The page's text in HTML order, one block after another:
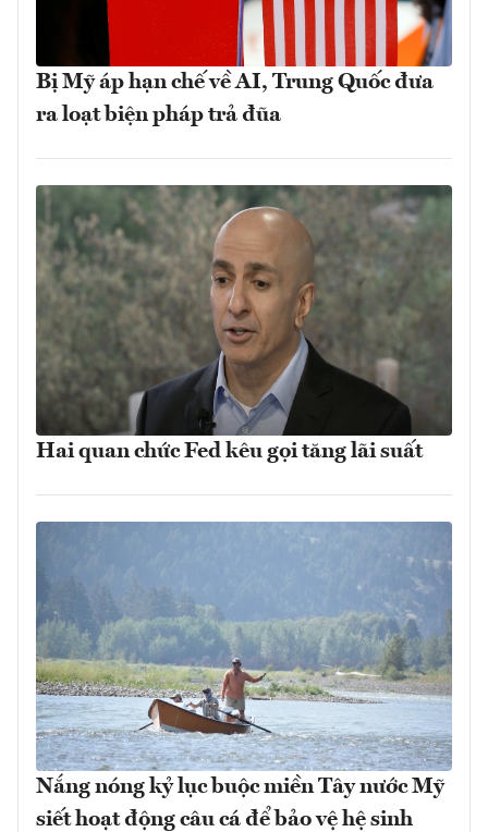
Bị Mỹ áp hạn chế về AI, Trung Quốc đưa
ra loạt biện pháp trả đũa
Hai quan chức Fed kêu gọi tăng lãi suất
Nắng nóng kỷ lục buộc miền Tây nước Mỹ
siết hoạt động câu cá để bảo vệ hệ sinh